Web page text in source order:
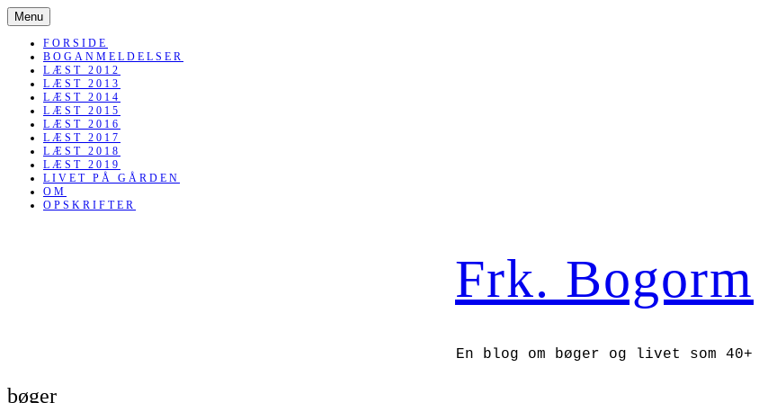
Menu SKIP
TO
CONTENT
FORSIDE
BOGANMELDELSER
LÆST 2012
LÆST 2013
LÆST 2014
LÆST 2015
LÆST 2016
LÆST 2017
LÆST 2018
LÆST 2019
LIVET PÅ GÅRDEN
OM
OPSKRIFTER
Frk. Bogorm
En blog om bøger og livet som 40+
bøger